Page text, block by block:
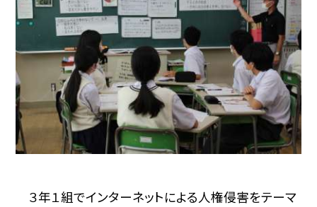
３年１組でインターネットによる人権侵害をテーマ